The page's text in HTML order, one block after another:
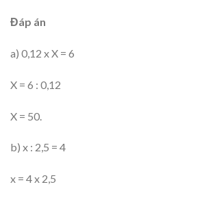
Đáp án
a) 0,12 x X = 6
X = 6 : 0,12
X = 50.
b) x : 2,5 = 4
x = 4 x 2,5